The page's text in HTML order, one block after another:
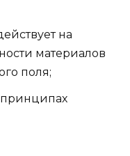
на
материалов
поля;
принципах